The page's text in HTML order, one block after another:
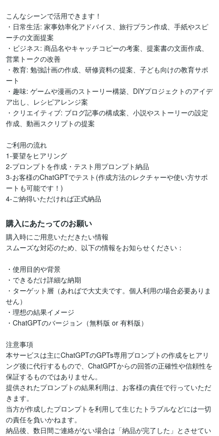
こんなシーンで活用できます！
・日常生活: 家事効率化アドバイス、旅行プラン作成、手紙やスピ
ーチの文面提案
・ビジネス: 商品名やキャッチコピーの考案、提案書の文面作成、
営業トークの改善
・教育: 勉強計画の作成、研修資料の提案、子ども向けの教育サポ
ート
・趣味: ゲームや漫画のストーリー構築、DIYプロジェクトのアイデ
ア出し、レシピアレンジ案
・クリエイティブ: ブログ記事の構成案、小説やストーリーの設定
作成、動画スクリプトの提案
ご利用の流れ
1-要望をヒアリング
2-プロンプトを作成・テスト用プロンプト納品
3-お客様のChatGPTでテスト(作成方法のレクチャーや使い方サポ
ートも可能です！)
購入にあたってのお願い
購入時にご用意いただきたい情報
スムーズな対応のため、以下の情報をお知らせください：
・使用目的や背景
・できるだけ詳細な納期
・ターゲット層（あればで大丈夫です。個人利用の場合必要ありま
せん）
・理想の結果イメージ
・ChatGPTのバージョン（無料版 or 有料版）
注意事項
本サービスは主にChatGPTのGPTs専用プロンプトの作成をヒアリ
ング後に代行するもので、ChatGPTからの回答の正確性や信頼性を
保証するものではありません。
提供されたプロンプトの結果利用は、お客様の責任で行っていただ
きます。
当方が作成したプロンプトを利用して生じたトラブルなどには一切
の責任を負いかねます。
納品後、数日間ご連絡がない場合は「納品が完了した」とさせてい